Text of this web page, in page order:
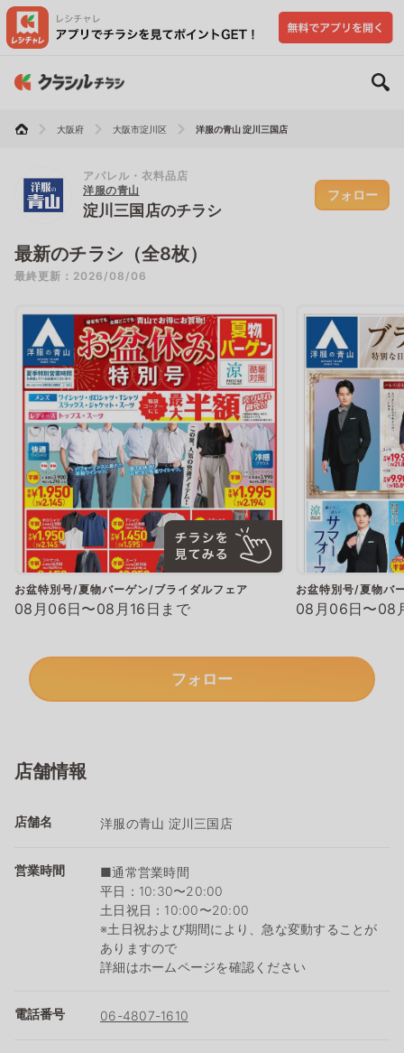
大阪府 大阪市淀川区 洋服の青山 淀川三国店
アパレル・衣料品店
洋服の青山
淀川三国店のチラシ
フォロー
最新のチラシ（全8枚）
最終更新：2026/08/06
お盆特別号/夏物バーゲン/ブライダルフェア
08月06日〜08月16日まで
お盆特別号/夏物バ
08月06日〜08
フォロー
店舗情報
店舗名 洋服の青山 淀川三国店
営業時間
■通常営業時間
平日：10:30〜20:00
土日祝日：10:00〜20:00
※土日祝および期間により、急な変動することが
ありますので
詳細はホームページを確認ください
電話番号 06-4807-1610